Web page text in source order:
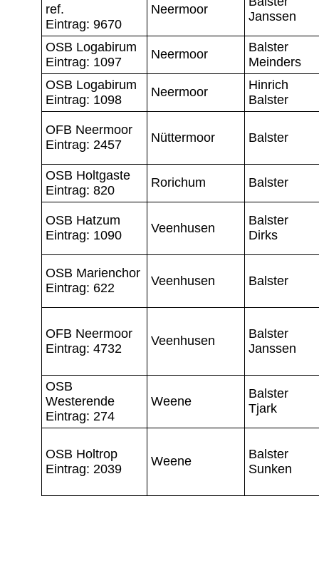
ref.
Eintrag: 9670
Neermoor
Janssen
OSB Logabirum
Eintrag: 1097
Neermoor
Balster
Meinders
OSB Logabirum
Eintrag: 1098
Neermoor
Hinrich
Balster
OFB Neermoor
Eintrag: 2457
Nüttermoor Balster
OSB Holtgaste
Eintrag: 820
Rorichum Balster
OSB Hatzum
Eintrag: 1090
Veenhusen
Balster
Dirks
OSB Marienchor
Eintrag: 622
Veenhusen Balster
OFB Neermoor
Eintrag: 4732
Veenhusen
Balster
Janssen
OSB
Westerende
Eintrag: 274
Weene
Balster
Tjark
OSB Holtrop
Eintrag: 2039
Weene
Balster
Sunken